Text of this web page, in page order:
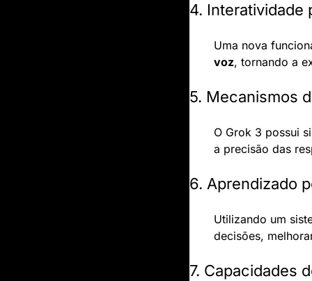
4. Interatividade
Uma nova
voz, tornando a
5. Mecanismos
O Grok 3 possui
a precisão das
6. Aprendizado
Utilizando um
decisões,
7. Capacidades